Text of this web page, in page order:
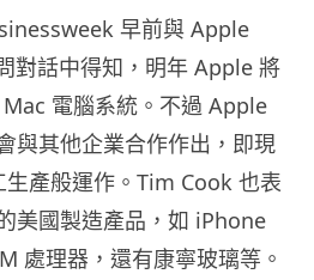
早前與 Apple
對話中得知，明年 Apple 將
電腦系統。不過 Apple
與其他企業合作作出，即現
產般運作。Tim Cook 也表
美國製造產品，如 iPhone
處理器，還有康寧玻璃等。